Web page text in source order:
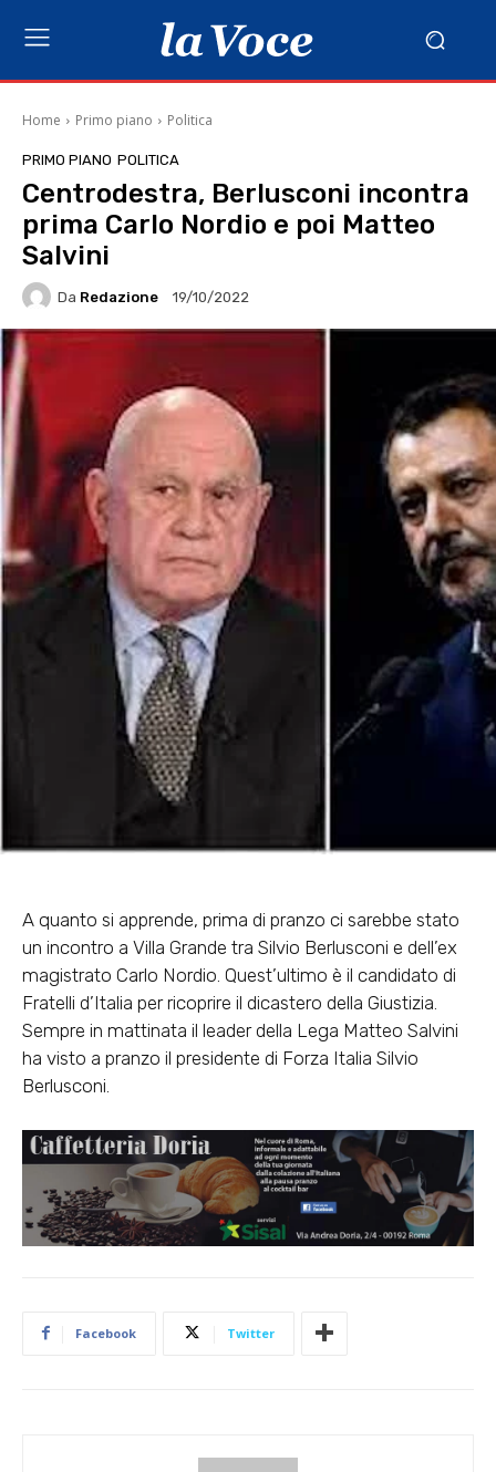
Home Primo piano Politica
PRIMO PIANO POLITICA
Centrodestra, Berlusconi incontra
prima Carlo Nordio e poi Matteo
Salvini
Da Redazione 19/10/2022
A quanto si apprende, prima di pranzo ci sarebbe stato
un incontro a Villa Grande tra Silvio Berlusconi e dell’ex
magistrato Carlo Nordio. Quest’ultimo è il candidato di
Fratelli d’Italia per ricoprire il dicastero della Giustizia.
Sempre in mattinata il leader della Lega Matteo Salvini
ha visto a pranzo il presidente di Forza Italia Silvio
Berlusconi.
Facebook Twitter